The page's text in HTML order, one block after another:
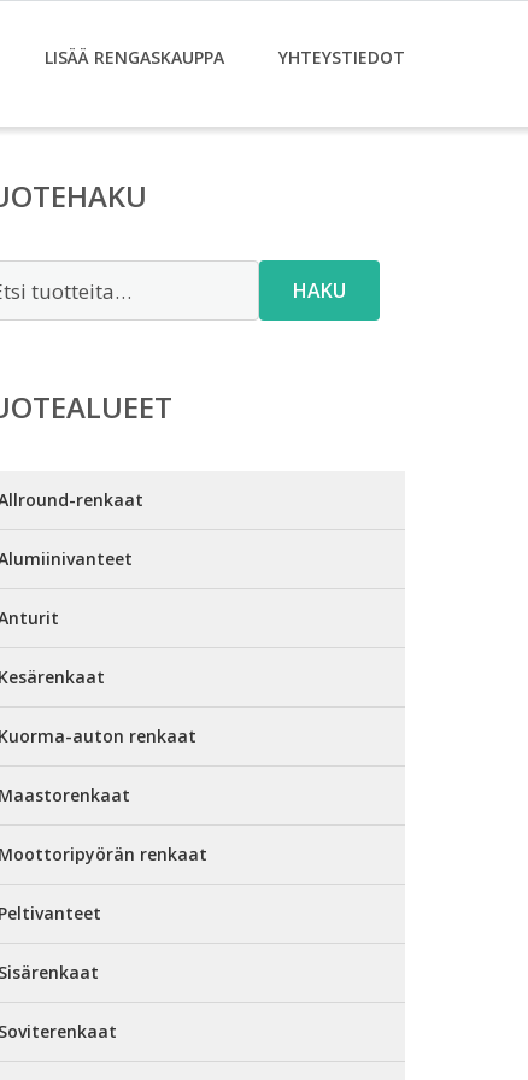
LISÄÄ RENGASKAUPPA YHTEYSTIEDOT
HAKU
renkaat
Kesärenkaat
Kuorma-auton renkaat
Maastorenkaat
Moottoripyörän renkaat
Peltivanteet
Sisärenkaat
Soviterenkaat